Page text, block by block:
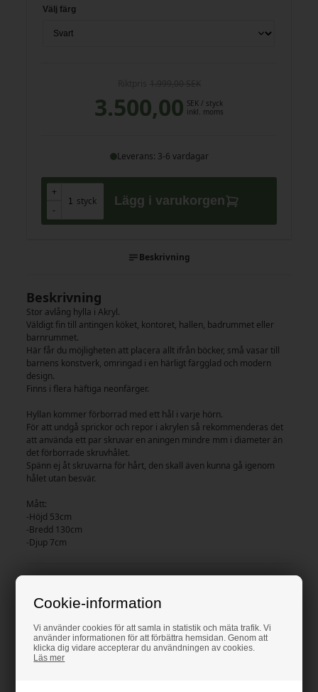
Cookie-information
Vi använder cookies för att samla in statistik och mäta trafik. Vi
använder informationen för att förbättra hemsidan. Genom att
klicka dig vidare accepterar du användningen av cookies.
Läs mer
Välj färg
3.500,00 SEK / styck
inkl. moms
Leverans: 3-6 vardagar
+
-
styck
+
-
Lägg i varukorgen
Beskrivning
Beskrivning
Stor avlång hylla i Akryl.
Väldigt fin till antingen köket, kontoret, hallen, badrummet eller
barnrummet.
Här får du möjligheten att placera allt ifrån böcker, små vasar till
barnens konstverk, omringad i en härligt färgglad och modern
design.
Finns i flera häftiga neonfärger.
Hyllan kommer förborrad med ett hål i varje hörn.
För att undgå sprickor och repor i akrylen så rekommenderas det
att använda ett par skruvar en aningen mindre mm i diameter än
det förborrade skruvhålet.
Spänn ej åt skruvarna för hårt, den skall även kunna gå igenom
hålet utan besvär.
Mått:
-Höjd 53cm
-Bredd 130cm
-Djup 7cm